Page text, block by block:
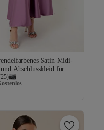
Satin-Midi-
Abschlusskleid für
und
25)